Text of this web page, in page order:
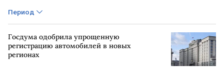
Период
Госдума одобрила упрощенную
регистрацию автомобилей в новых
регионах